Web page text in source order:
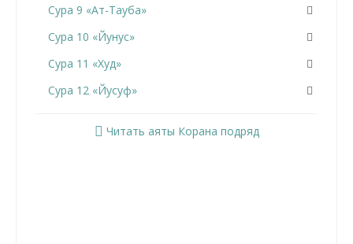
Сура 9 «Ат-Тауба»
Сура 10 «Йунус»
Сура 11 «Худ»
Сура 12 «Йусуф»
Читать аяты Корана подряд